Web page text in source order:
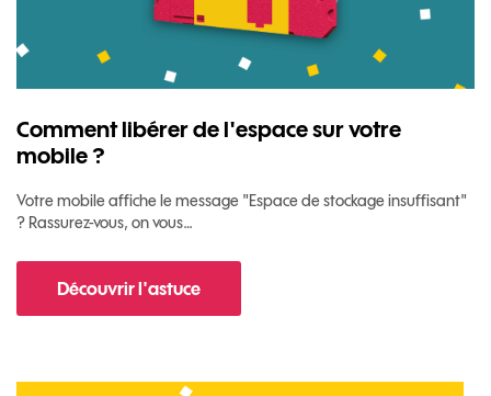
Comment libérer de l'espace sur votre
mobile ?
Votre mobile affiche le message "Espace de stockage insuffisant"
? Rassurez-vous, on vous…
Découvrir l'astucepour Comment libérer de l'espace sur votre